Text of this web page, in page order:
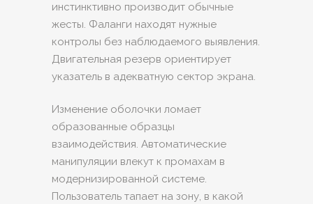
инстинктивно производит обычные
жесты. Фаланги находят нужные
контролы без наблюдаемого выявления.
Двигательная резерв ориентирует
указатель в адекватную сектор экрана.
Изменение оболочки ломает
образованные образцы
взаимодействия. Автоматические
манипуляции влекут к промахам в
модернизированной системе.
Пользователь тапает на зону, в какой